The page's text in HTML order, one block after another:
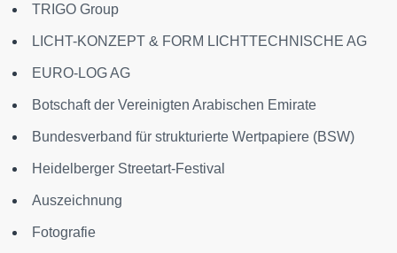
TRIGO Group
LICHT-KONZEPT & FORM LICHTTECHNISCHE AG
EURO-LOG AG
Botschaft der Vereinigten Arabischen Emirate
Bundesverband für strukturierte Wertpapiere (BSW)
Heidelberger Streetart-Festival
Auszeichnung
Fotografie